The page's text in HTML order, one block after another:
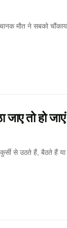
मौत ने सबको चौंकाया
तो हो जाएं
से उठते हैं, बैठते हैं या